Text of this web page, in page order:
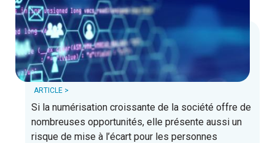
ARTICLE >
Si la numérisation croissante de la société offre de
nombreuses opportunités, elle présente aussi un
risque de mise à l’écart pour les personnes